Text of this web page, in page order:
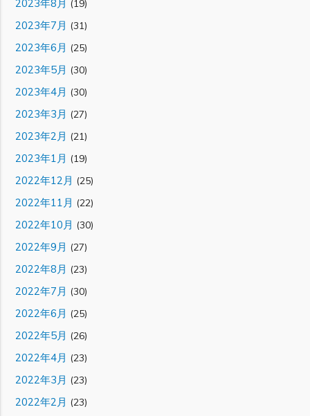
2023年8月 (19)
2023年7月 (31)
2023年6月 (25)
2023年5月 (30)
2023年4月 (30)
2023年3月 (27)
2023年2月 (21)
2023年1月 (19)
2022年12月 (25)
2022年11月 (22)
2022年10月 (30)
2022年9月 (27)
2022年8月 (23)
2022年7月 (30)
2022年6月 (25)
2022年5月 (26)
2022年4月 (23)
2022年3月 (23)
2022年2月 (23)